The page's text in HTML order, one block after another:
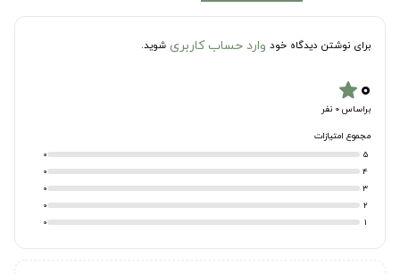
برای نوشتن دیدگاه خود وارد حساب کاربری شوید.
۰star
براساس 0 نفر
مجموع امتیازات
5
0
4
0
3
0
2
0
1
0